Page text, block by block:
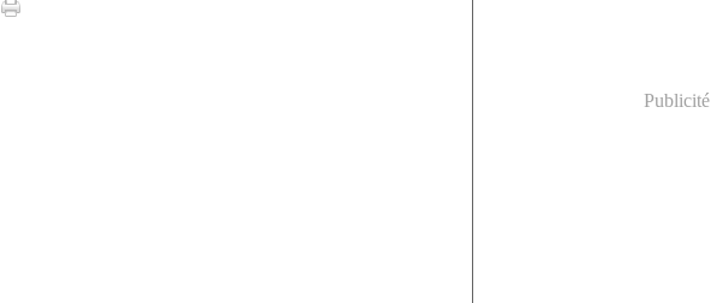
Publicité